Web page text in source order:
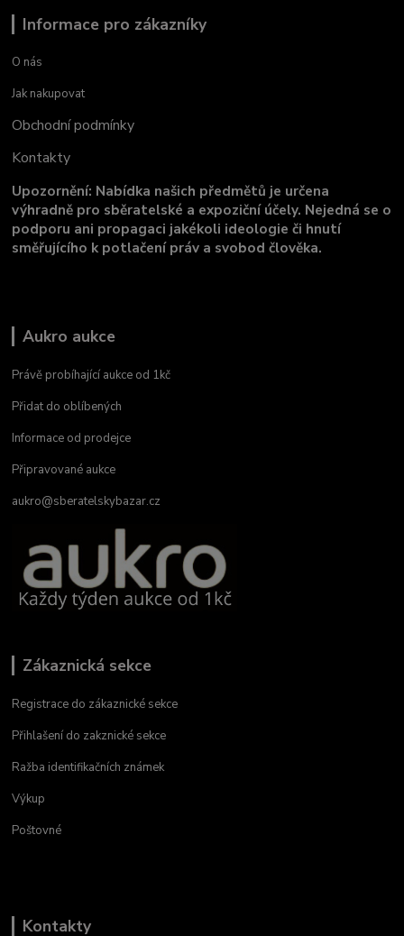
Informace pro zákazníky
O nás
Jak nakupovat
Obchodní podmínky
Kontakty
Upozornění: Nabídka našich předmětů je určena
výhradně pro sběratelské a expoziční účely. Nejedná se o
podporu ani propagaci jakékoli ideologie či hnutí
směřujícího k potlačení práv a svobod člověka.
Aukro aukce
Právě probíhající aukce od 1kč
Přidat do oblíbených
Informace od prodejce
Připravované aukce
aukro@sberatelskybazar.cz
Zákaznická sekce
Registrace do zákaznické sekce
Přihlašení do zakznické sekce
Ražba identifikačních známek
Výkup
Poštovné
Kontakty